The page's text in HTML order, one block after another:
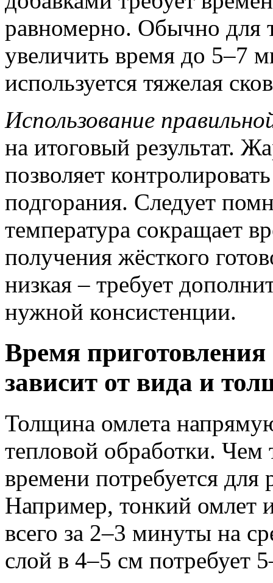
равномерно. Обычно для
увеличить время до 5–7
используется тяжелая
Использование
на итоговый результат.
позволяет
подгорания. Следует
температура сокращает
получения жёсткого
низкая – требует
нужной консистенции.
Время
зависит от вида и
Толщина омлета
тепловой обработки.
времени потребуется для
Например, тонкий омлет
всего за 2–3 минуты на
слой в 4–5 см потребует